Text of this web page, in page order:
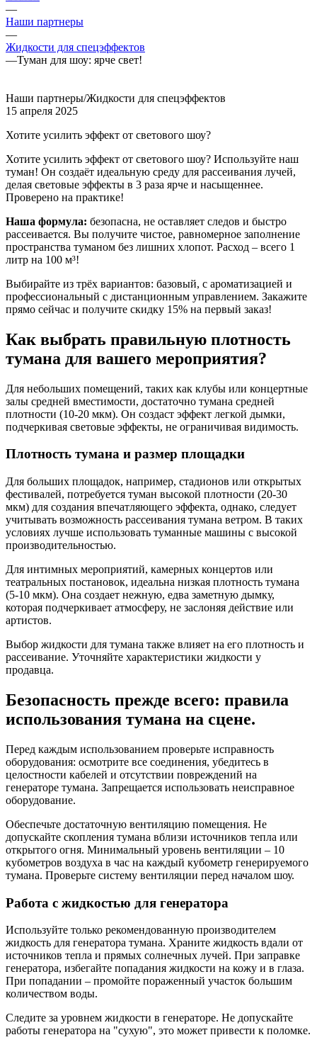
—
Наши партнеры
—
Жидкости для спецэффектов
—Туман для шоу: ярче свет!
Наши партнеры/Жидкости для спецэффектов
15 апреля 2025
Хотите усилить эффект от светового шоу?
Хотите усилить эффект от светового шоу? Используйте наш
туман! Он создаёт идеальную среду для рассеивания лучей,
делая световые эффекты в 3 раза ярче и насыщеннее.
Проверено на практике!
Наша формула: безопасна, не оставляет следов и быстро
рассеивается. Вы получите чистое, равномерное заполнение
пространства туманом без лишних хлопот. Расход – всего 1
литр на 100 м³!
Выбирайте из трёх вариантов: базовый, с ароматизацией и
профессиональный с дистанционным управлением. Закажите
прямо сейчас и получите скидку 15% на первый заказ!
Как выбрать правильную плотность
тумана для вашего мероприятия?
Для небольших помещений, таких как клубы или концертные
залы средней вместимости, достаточно тумана средней
плотности (10-20 мкм). Он создаст эффект легкой дымки,
подчеркивая световые эффекты, не ограничивая видимость.
Плотность тумана и размер площадки
Для больших площадок, например, стадионов или открытых
фестивалей, потребуется туман высокой плотности (20-30
мкм) для создания впечатляющего эффекта, однако, следует
учитывать возможность рассеивания тумана ветром. В таких
условиях лучше использовать туманные машины с высокой
производительностью.
Для интимных мероприятий, камерных концертов или
театральных постановок, идеальна низкая плотность тумана
(5-10 мкм). Она создает нежную, едва заметную дымку,
которая подчеркивает атмосферу, не заслоняя действие или
артистов.
Выбор жидкости для тумана также влияет на его плотность и
рассеивание. Уточняйте характеристики жидкости у
продавца.
Безопасность прежде всего: правила
использования тумана на сцене.
Перед каждым использованием проверьте исправность
оборудования: осмотрите все соединения, убедитесь в
целостности кабелей и отсутствии повреждений на
генераторе тумана. Запрещается использовать неисправное
оборудование.
Обеспечьте достаточную вентиляцию помещения. Не
допускайте скопления тумана вблизи источников тепла или
открытого огня. Минимальный уровень вентиляции – 10
кубометров воздуха в час на каждый кубометр генерируемого
тумана. Проверьте систему вентиляции перед началом шоу.
Работа с жидкостью для генератора
Используйте только рекомендованную производителем
жидкость для генератора тумана. Храните жидкость вдали от
источников тепла и прямых солнечных лучей. При заправке
генератора, избегайте попадания жидкости на кожу и в глаза.
При попадании – промойте пораженный участок большим
количеством воды.
Следите за уровнем жидкости в генераторе. Не допускайте
работы генератора на "сухую", это может привести к поломке.